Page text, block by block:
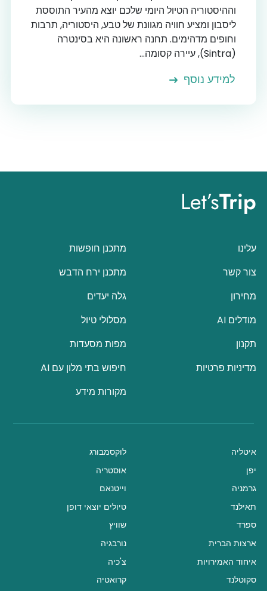
וההיסטוריה הטיול היומי שלכם יוצא מהעיר התוססת
ליסבון ומציע חוויה מגוונת של טבע, היסטוריה, תרבות
וחופים מדהימים. תחנה ראשונה היא בסינטרה
(Sintra), עיירה קסומה...
למידע נוסף
Let’sTrip
עלינו
צור קשר
מחירון
מודלים AI
תקנון
מדיניות פרטיות
מתכנן חופשות
מתכנן ירח הדבש
גלה יעדים
מסלולי טיול
מפות מסעדות
חיפוש בתי מלון עם AI
מקורות מידע
איטליה
יפן
גרמניה
תאילנד
ספרד
ארצות הברית
איחוד האמירויות
סקוטלנד
לוקסמבורג
אוסטריה
וייטנאם
טיולים יוצאי דופן
שוויץ
נורבגיה
צ'כיה
קרואטיה